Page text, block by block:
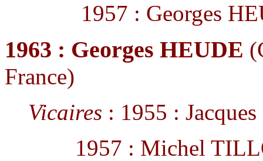
1957 : Georges
1963 : Georges HEUDE
France)
Vicaires : 1955 :
1957 : Michel